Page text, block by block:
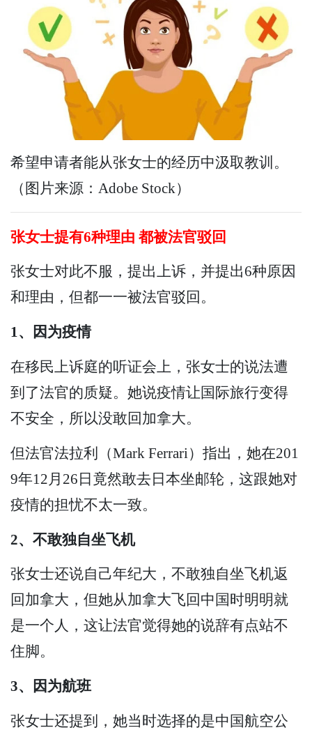
希望申请者能从张女士的经历中汲取教训。
（图片来源：Adobe Stock）
张女士提有6种理由 都被法官驳回
张女士对此不服，提出上诉，并提出6种原因
和理由，但都一一被法官驳回。
1、因为疫情
在移民上诉庭的听证会上，张女士的说法遭
到了法官的质疑。她说疫情让国际旅行变得
不安全，所以没敢回加拿大。
但法官法拉利（Mark Ferrari）指出，她在201
9年12月26日竟然敢去日本坐邮轮，这跟她对
疫情的担忧不太一致。
2、不敢独自坐飞机
张女士还说自己年纪大，不敢独自坐飞机返
回加拿大，但她从加拿大飞回中国时明明就
是一个人，这让法官觉得她的说辞有点站不
住脚。
3、因为航班
张女士还提到，她当时选择的是中国航空公